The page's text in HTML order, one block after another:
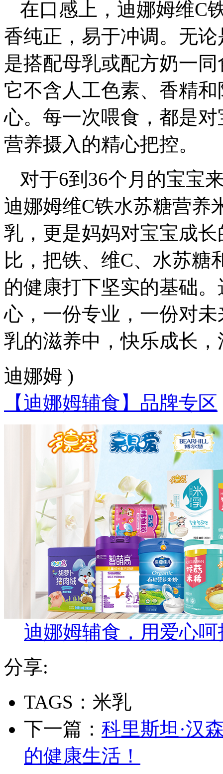
在口感上，迪娜姆维C
香纯正，易于冲调。无
是搭配母乳或配方奶一
它不含人工色素、香精
心。每一次喂食，都是
营养摄入的精心把控。
对于6到36个月的宝宝
迪娜姆维C铁水苏糖营养
乳，更是妈妈对宝宝成
比，把铁、维C、水苏糖
的健康打下坚实的基础
心，一份专业，一份对
乳的滋养中，快乐成长
迪娜姆 )
【迪娜姆辅食】品牌专区
迪娜姆辅食，用爱心
分享:
TAGS：米乳
下一篇： 科里斯坦·汉
的健康生活！